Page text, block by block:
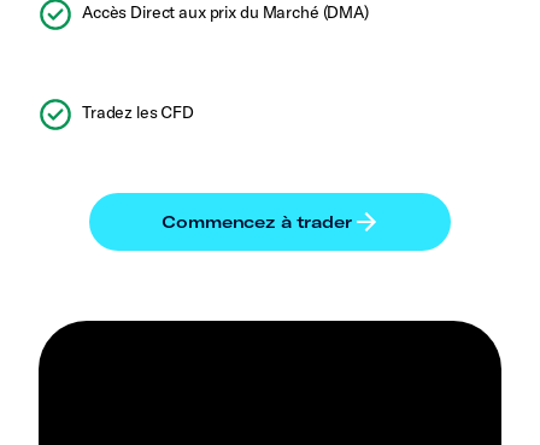
Accès Direct aux prix du Marché (DMA)
Tradez les CFD